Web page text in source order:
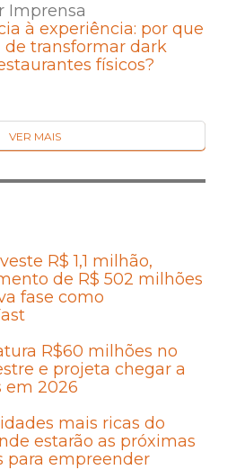
Imprensa
à experiência: por que
de transformar dark
físicos?
VER MAIS
R$ 1,1 milhão,
de R$ 502 milhões
fase como
R$60 milhões no
e projeta chegar a
em 2026
mais ricas do
estarão as próximas
para empreender